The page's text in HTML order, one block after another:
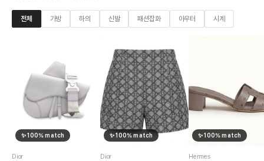
전체 가방 하의 신발 패션잡화 아우터 시계
✨100% match
Dior
✨100% match
Dior
✨100% match
Hermes